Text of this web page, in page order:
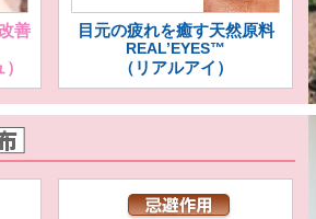
善
目元の疲れを癒す天然原料
REAL’EYES™
（リアルアイ）